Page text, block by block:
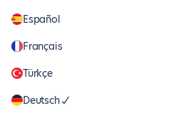
Español
Français
Türkçe
Deutsch